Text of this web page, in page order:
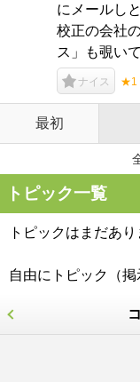
にメールし
校正の会社
ス」も覗い
ナイス ★1
最初
トピック一覧
トピックはまだあり
自由にトピック（掲